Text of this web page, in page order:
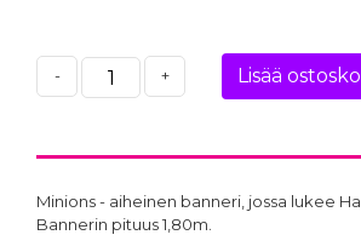
- + Lisää
Minions - aiheinen banneri, jossa lukee
Bannerin pituus 1,80m.